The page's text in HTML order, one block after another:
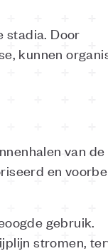
stadia. Door
kunnen
van de
en
gebruik.
stromen,